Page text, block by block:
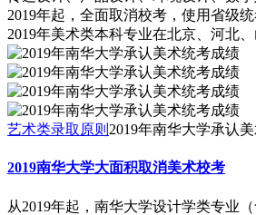
2019年起，全面取消校考，使用省级
2019年美术类本科专业在北京、河北、
艺术类录取原则 2019年南华大学承认
2019南华大学大面积取消美术校考
从2019年起，南华大学设计学类专业